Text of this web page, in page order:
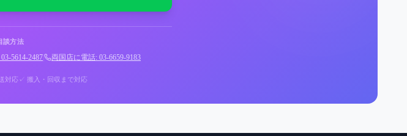
談方法
5614-2487 両国店に電話: 03-6659-9183
対応✓ 搬入・回収まで対応